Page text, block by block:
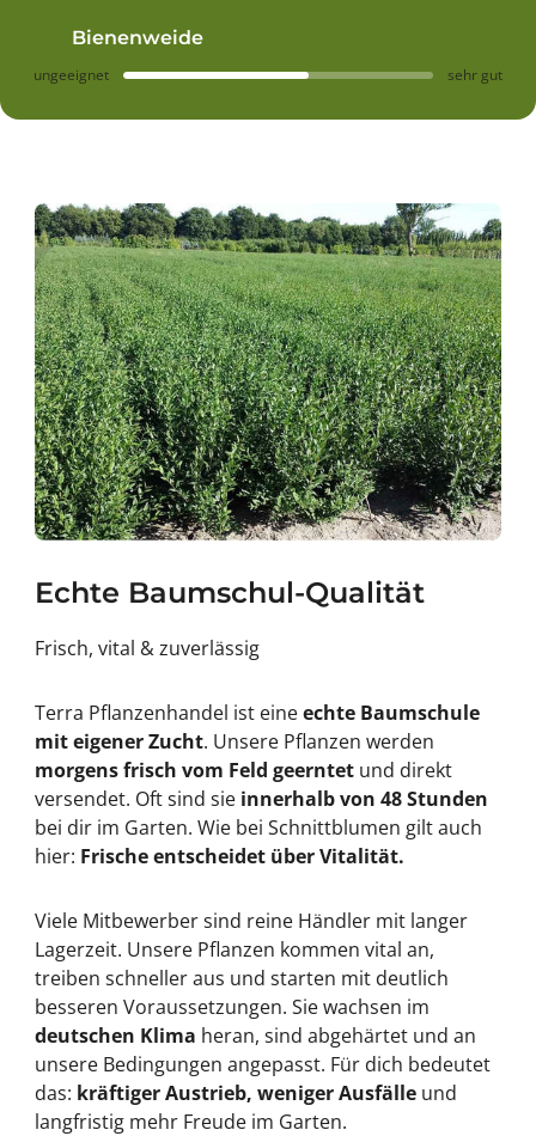
Bienenweide
ungeeignet sehr gut
Echte Baumschul-Qualität
Frisch, vital & zuverlässig
Terra Pflanzenhandel ist eineechte Baumschule
mit eigener Zucht. Unsere Pflanzen werden
morgens frisch vom Feld geerntetund direkt
versendet. Oft sind sie innerhalb von 48 Stunden
bei dir im Garten. Wie bei Schnittblumen gilt auch
hier: Frische entscheidet über Vitalität.
Viele Mitbewerber sind reine Händler mit langer
Lagerzeit. Unsere Pflanzen kommen vital an,
treiben schneller aus und starten mit deutlich
besseren Voraussetzungen. Sie wachsen im
deutschen Klima heran, sind abgehärtet und an
unsere Bedingungen angepasst. Für dich bedeutet
das: kräftiger Austrieb, weniger Ausfälle und
langfristig mehr Freude im Garten.